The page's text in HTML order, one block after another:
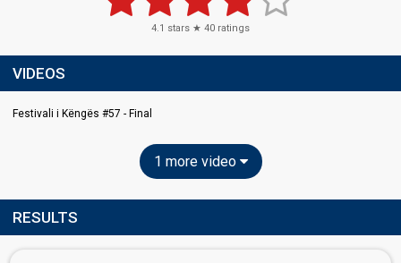
4.1 stars ★ 40 ratings
VIDEOS
Festivali i Këngës #57 - Final
1 more video
RESULTS